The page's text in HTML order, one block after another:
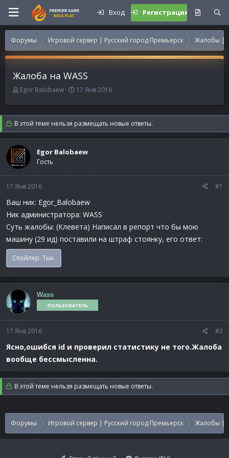
Вход Регистрация
Форумы Игровой сервер | Русский город Премьерск Жалобы |
Жалоба на WASS
А
т
о
р
т
е
м
ы
Egor Balobaew
Д
т
а
н
а
а
17 Янв 2016
В этой теме нельзя размещать новые ответы.
Egor Balobaew
Гость
17 Янв 2016 #1
Ваш ник: Egor_Balobaew
Ник администратора: WASS
Суть жалобы: (Клевета) Написал в репорт что бы мою
машину (29 ид) поставили на штраф стоянку, его ответ:
Спойлер: Тык.
Wass
ПОЛЬЗОВАТЕЛЬ
17 Янв 2016 #2
Ясно,ошибся id и проверил статистику не того.Жалоба
вообще бессмысленна.
В этой теме нельзя размещать новые ответы.
Форумы Игровой сервер | Русский город Премьерск Жалобы |